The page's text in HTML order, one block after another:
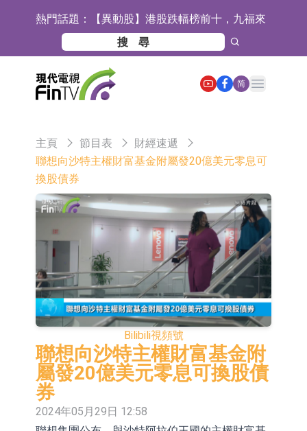
熱門話題： 【異動股】港股跌幅榜前十，九福來
(08611.HK)跌21.43%，天瑞汽車内飾
(06162.HK)跌18.44%
【異動股】港股漲幅榜前十，佳明集
團控股(01271.HK)漲+78.22%，拿森
科技(02261.HK)漲+64.11%
斯迪克：公司為國內摺疊屏核心功能
材料供應商
恒瑞醫藥：公司已在中國獲批上市26
目標客戶的測試認證
上期所：7月份對11個實際控制關系
江總部物業服務項目
亞太股份：公司是零跑汽車和
Stellantis集團的供應商
理工雷科面向邊緣AI場景推出"山
海"系列智算模組 系列產品基於國產
CPU與GPU構建
【異動股】醫療研發外包板塊拉升，
博騰股份(300363.CN)漲20.02%
日韓股市收盤雙雙下跌
依米康：海外交付以東南亞、中東市
場為主 並已取得歐美相關認證
上交所：財通多策略福鑫定期開放靈
活配置混合型發起式證券投資基金臨
時停牌
上交所：景順長城全球半導體芯片產
業股票型證券投資基金臨時停牌
【異動股】港股跌幅榜前十，卡森國
简
Open main menu
主頁 節目表
財經速遞
聯想向沙特主權財富基金附屬發20億美元零息可
換股債券
Bilibili視頻號
聯想向沙特主權財富基金附
屬發20億美元零息可換股債
券
2024年05月29日 12:58